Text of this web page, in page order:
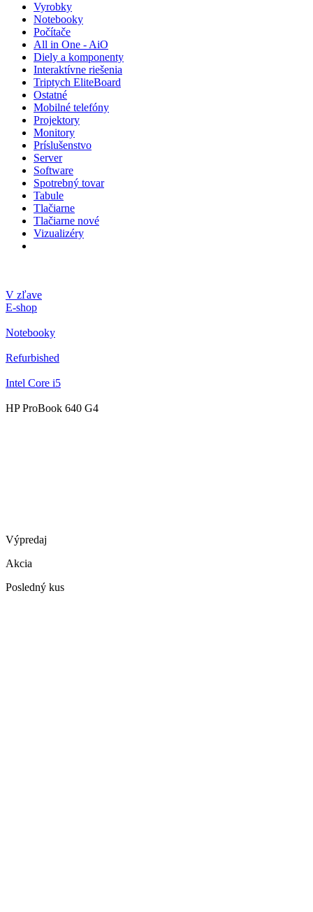
Vyrobky
Notebooky
Počítače
All in One - AiO
Diely a komponenty
Interaktívne riešenia
Triptych EliteBoard
Ostatné
Mobilné telefóny
Projektory
Monitory
Príslušenstvo
Server
Software
Spotrebný tovar
Tabule
Tlačiarne
Tlačiarne nové
Vizualizéry
V zľave
E-shop
Notebooky
Refurbished
Intel Core i5
HP ProBook 640 G4
Výpredaj
Akcia
Posledný kus